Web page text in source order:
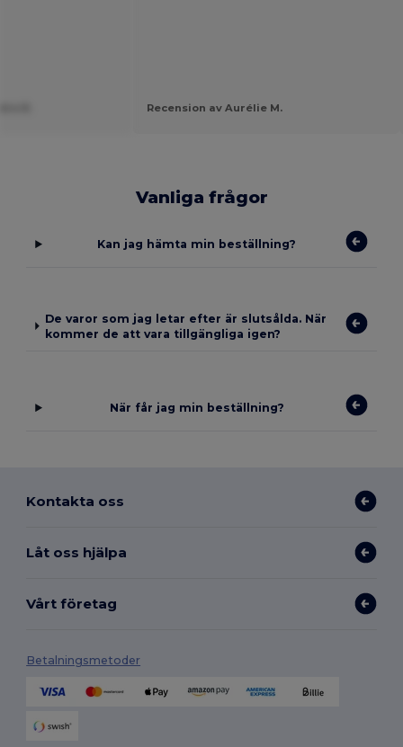
Recension av Aurélie M.
Vanliga frågor
Kan jag hämta min beställning?
De varor som jag letar efter är slutsålda. När
kommer de att vara tillgängliga igen?
När får jag min beställning?
Kontakta oss
Låt oss hjälpa
Vårt företag
Betalningsmetoder